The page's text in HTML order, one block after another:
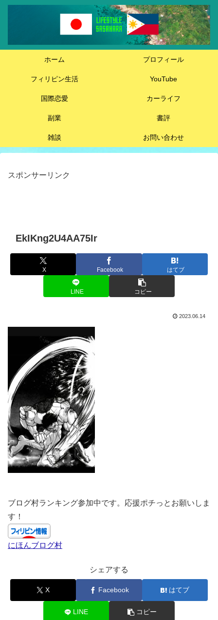
ホーム プロフィール
フィリピン生活 YouTube
国際恋愛 カーライフ
副業 書評
雑談 お問い合わせ
スポンサーリンク
EkIKng2U4AA75Ir
X Facebook はてブ
LINE コピー
2023.06.14
ブログ村ランキング参加中です。応援ポチっとお願いしま
す！
にほんブログ村
シェアする
X Facebook はてブ
LINE コピー